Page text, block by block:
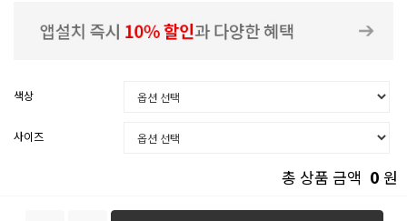
색상
사이즈
총 상품 금액 0 원